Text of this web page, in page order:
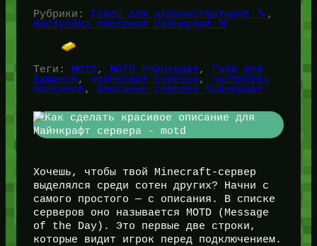
Рубрики:
Гайды для администраторов 🔧
Настройка плагинов Майнкрафт ⚒️
Теги: MOTD, MOTD Майнкрафт,
Гайд для
Админов, майнкрафт сервера, настройка
плагинов, Описание сервера Майнкрафт
Хочешь, чтобы твой Minecraft-сервер
выделялся среди сотен других? Начни с
самого простого — с описания. В списке
серверов оно называется MOTD (Message
of the Day). Это первые две строки,
которые видит игрок перед подключением.